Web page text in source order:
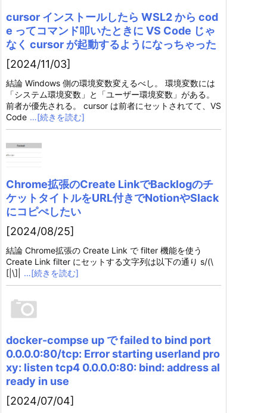
cursor インストールしたら WSL2 から cod
e ってコマンド叩いたときに VS Code じゃ
なく cursor が起動するようになっちゃった
[2024/11/03]
結論 Windows 側の環境変数変えるべし。 環境変数には
「システム環境変数」と「ユーザー環境変数」がある。
前者が優先される。 cursor は前者にセットされてて、VS
Code …[続きを読む]
Chrome拡張のCreate LinkでBacklogのチ
ケットタイトルをURL付きでNotionやSlack
にコピぺしたい
[2024/08/25]
結論 Chrome拡張の Create Link で filter 機能を使う
Create Link filter にセットする文字列は以下の通り s/(\
[|\]|
…[続きを読む]
docker-compse up で failed to bind port
0.0.0.0:80/tcp: Error starting userland pro
xy: listen tcp4 0.0.0.0:80: bind: address al
ready in use
[2024/07/04]